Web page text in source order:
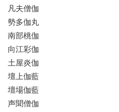
凡夫僧伽
勢多伽丸
南部桃伽
向江彩伽
土屋炎伽
壇上伽藍
壇場伽藍
声聞僧伽